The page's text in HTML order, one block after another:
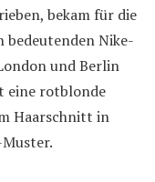
bekam für die
bedeutenden Nike-
und Berlin
eine rotblonde
Haarschnitt in